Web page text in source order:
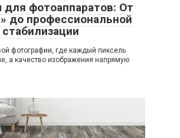
фотоаппаратов: От
до профессиональной
фотографии, где каждый пиксель
а качество изображения напрямую